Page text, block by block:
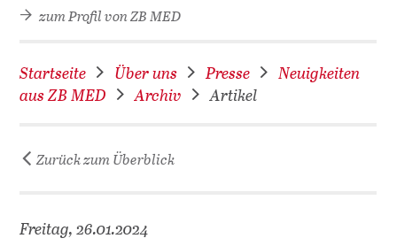
zum Profil von ZB MED
Startseite Über uns Presse
Neuigkeiten
aus ZB MED
Archiv Artikel
Zurück zum Überblick
Freitag, 26.01.2024